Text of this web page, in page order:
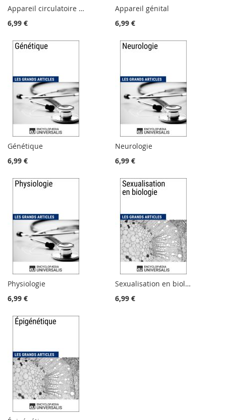
Appareil circulatoire humain
6,99 €
Appareil génital
6,99 €
Génétique
6,99 €
Neurologie
6,99 €
Physiologie
6,99 €
Sexualisation en biologie
6,99 €